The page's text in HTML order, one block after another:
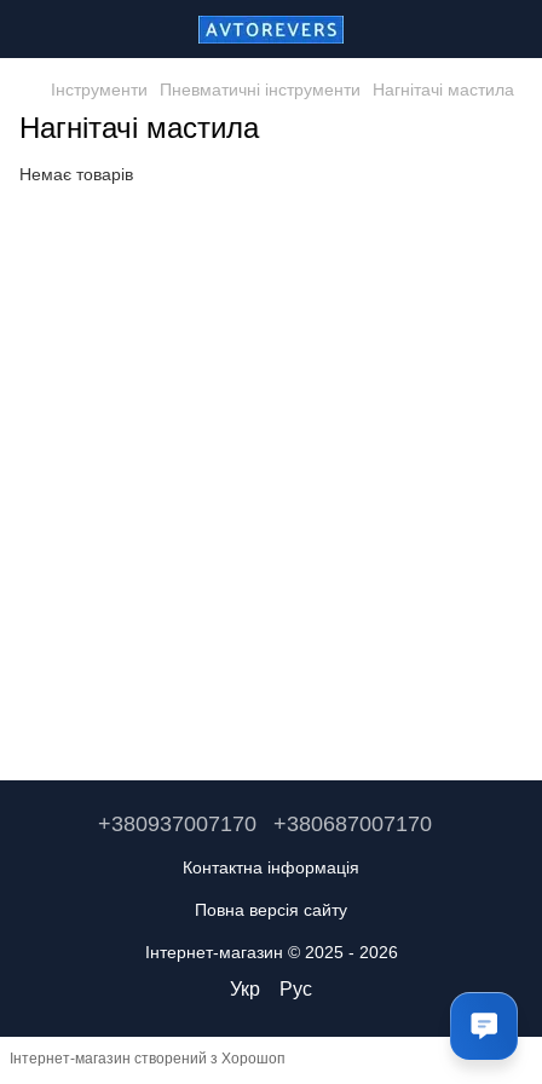
Інструменти Пневматичні інструменти Нагнітачі мастила
Нагнітачі мастила
Немає товарів
+380937007170 +380687007170
Контактна інформація
Повна версія сайту
Інтернет-магазин © 2025 - 2026
Укр Рус
Інтернет-магазин створений з Хорошоп